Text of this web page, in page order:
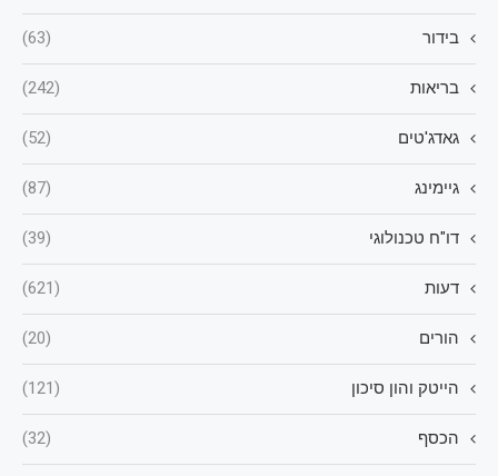
בידור (63)
בריאות (242)
גאדג'טים (52)
גיימינג (87)
דו"ח טכנולוגי (39)
דעות (621)
הורים (20)
הייטק והון סיכון (121)
הכסף (32)